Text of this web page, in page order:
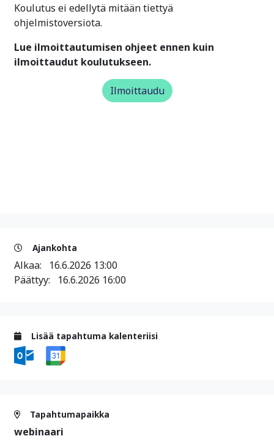
Koulutus ei edellytä mitään tiettyä
ohjelmistoversiota.
Lue ilmoittautumisen ohjeet ennen kuin
ilmoittaudut koulutukseen.
Ilmoittaudu
Ajankohta
Alkaa: 16.6.2026 13:00
Päättyy: 16.6.2026 16:00
Lisää tapahtuma kalenteriisi
Tapahtumapaikka
webinaari